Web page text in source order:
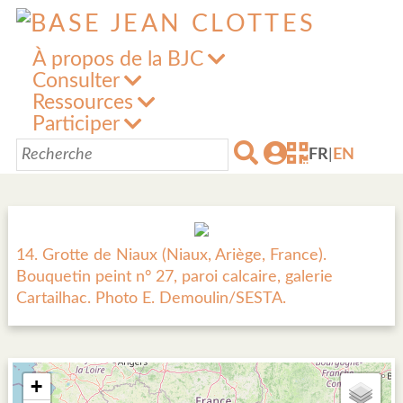
À propos de la BJC
Consulter
Ressources
Participer
FR EN
14. Grotte de Niaux (Niaux, Ariège, France).
Bouquetin peint n° 27, paroi calcaire, galerie
Cartailhac. Photo E. Demoulin/SESTA.
+